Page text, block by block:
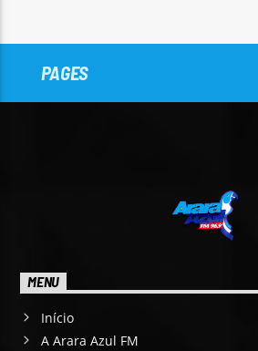
PAGES
MENU
Início
A Arara Azul FM